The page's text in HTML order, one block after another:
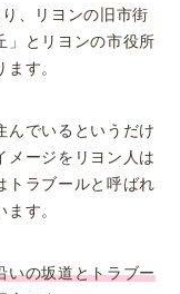
、リヨンの旧市街
」とリヨンの市役所
す。
んでいるというだけ
メージをリヨン人は
トラブールと呼ばれ
す。
いの坂道とトラブー